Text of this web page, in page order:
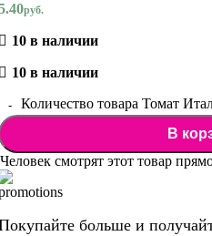
руб.
10 в наличии
10 в наличии
Количество товара Томат
В
Человек смотрят этот товар
больше и